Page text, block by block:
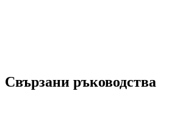
Свързани ръководства